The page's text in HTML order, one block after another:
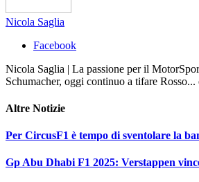
Nicola Saglia
Facebook
Nicola Saglia | La passione per il
Schumacher, oggi continuo a tifare
Altre Notizie
Per CircusF1 è tempo di sventolare la
Gp Abu Dhabi F1 2025: Verstappen